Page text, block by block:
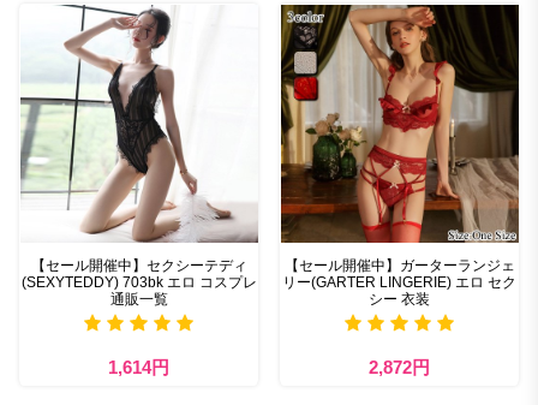
【セール開催中】セクシーテディ
(SEXYTEDDY) 703bk エロ コスプレ
通販一覧
1,614円
【セール開催中】ガーターランジェ
リー(GARTER LINGERIE) エロ セク
シー 衣装
2,872円